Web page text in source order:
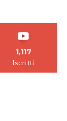
1,117
Iscritti